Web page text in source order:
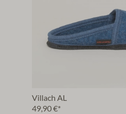
Villach AL
49,90 €*